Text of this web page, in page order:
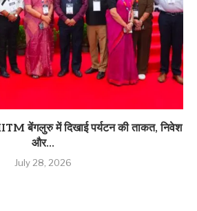
IITM बेंगलुरु में दिखाई पर्यटन की ताकत, निवेश
और...
July 28, 2026